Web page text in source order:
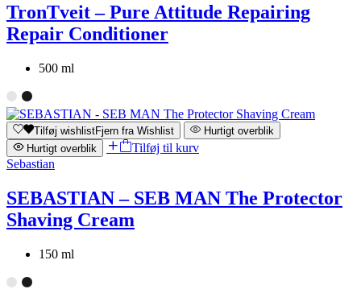
TronTveit – Pure Attitude Repairing
Repair Conditioner
500 ml
Tilføj wishlistFjern fra Wishlist
Hurtigt overblik
Hurtigt overblik
Tilføj til kurv
Sebastian
SEBASTIAN – SEB MAN The Protector
Shaving Cream
150 ml